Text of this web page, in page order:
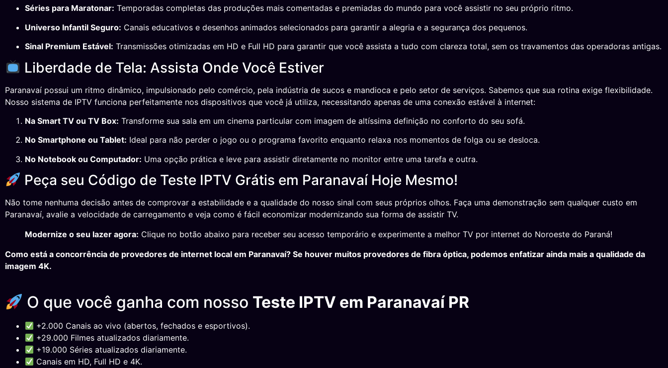
Séries para Maratonar: Temporadas completas das produções mais comentadas e premiadas do mundo para você assistir no seu próprio ritmo.
Universo Infantil Seguro: Canais educativos e desenhos animados selecionados para garantir a alegria e a segurança dos pequenos.
Sinal Premium Estável: Transmissões otimizadas em HD e Full HD para garantir que você assista a tudo com clareza total, sem os travamentos das operadoras antigas.
Liberdade de Tela: Assista Onde Você Estiver
Paranavaí possui um ritmo dinâmico, impulsionado pelo comércio, pela indústria de sucos e mandioca e pelo setor de serviços. Sabemos que sua rotina exige flexibilidade.
Nosso sistema de IPTV funciona perfeitamente nos dispositivos que você já utiliza, necessitando apenas de uma conexão estável à internet:
Na Smart TV ou TV Box: Transforme sua sala em um cinema particular com imagem de altíssima definição no conforto do seu sofá.
No Smartphone ou Tablet: Ideal para não perder o jogo ou o programa favorito enquanto relaxa nos momentos de folga ou se desloca.
No Notebook ou Computador: Uma opção prática e leve para assistir diretamente no monitor entre uma tarefa e outra.
Peça seu Código de Teste IPTV Grátis em Paranavaí Hoje Mesmo!
Não tome nenhuma decisão antes de comprovar a estabilidade e a qualidade do nosso sinal com seus próprios olhos. Faça uma demonstração sem qualquer custo em
Paranavaí, avalie a velocidade de carregamento e veja como é fácil economizar modernizando sua forma de assistir TV.
Modernize o seu lazer agora: Clique no botão abaixo para receber seu acesso temporário e experimente a melhor TV por internet do Noroeste do Paraná!
Como está a concorrência de provedores de internet local em Paranavaí? Se houver muitos provedores de fibra óptica, podemos enfatizar ainda mais a qualidade da
imagem 4K.
O que você ganha com nosso Teste IPTV em Paranavaí PR
+2.000 Canais ao vivo (abertos, fechados e esportivos).
+29.000 Filmes atualizados diariamente.
+19.000 Séries atualizados diariamente.
Canais em HD, Full HD e 4K.